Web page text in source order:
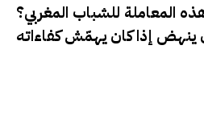
المعاملة للشباب المغربي؟
إذا كان يهمّش كفاءاته